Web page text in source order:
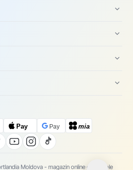
Pay Pay mia
Moldova - magazin online de articole